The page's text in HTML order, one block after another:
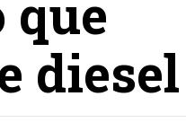
que
diesel